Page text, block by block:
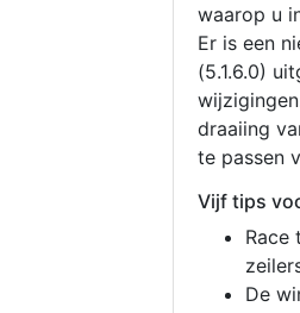
waarop u
Er is een
(5.1.6.0)
draaiing
te passen
Vijf tips
Race
De